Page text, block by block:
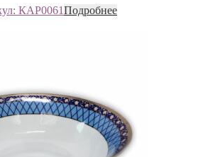
КАР0061Подробнее